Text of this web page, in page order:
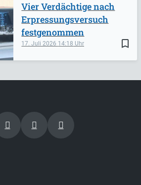
bookmark_border
17. Juli 2026 14:18
Vier Verdächtige nach
Erpressungsversuch
festgenommen